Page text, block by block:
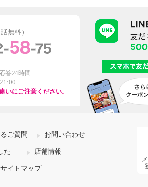
無料）
答24時間
いにご注意ください。
ご質問 お問い合わせ
た 店舗情報
サイトマップ